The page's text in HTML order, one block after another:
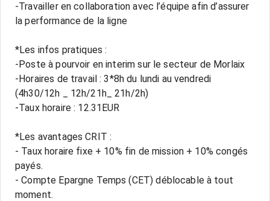
-Travailler en collaboration avec l’équipe afin d’assurer
la performance de la ligne
*Les infos pratiques :
-Poste à pourvoir en interim sur le secteur de Morlaix
-Horaires de travail : 3*8h du lundi au vendredi
(4h30/12h _ 12h/21h_ 21h/2h)
-Taux horaire : 12.31EUR
*Les avantages CRIT :
- Taux horaire fixe + 10% fin de mission + 10% congés
payés.
- Compte Epargne Temps (CET) déblocable à tout
moment.